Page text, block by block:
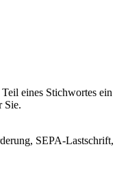
eines Stichwortes ein
Sie.
SEPA-Lastschrift,